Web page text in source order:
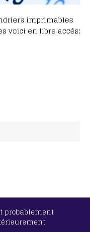
imprimables
voici en libre accés:
probablement